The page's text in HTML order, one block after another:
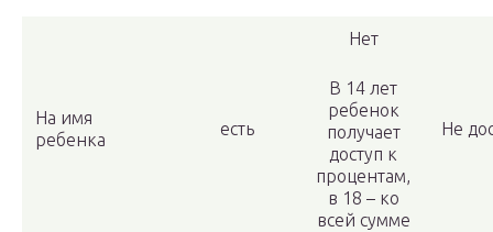
На имя
ребенка
есть
Нет
В 14 лет
ребенок
получает
доступ к
процентам,
в 18 – ко
всей сумме
Не